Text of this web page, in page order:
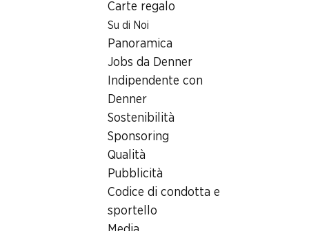
Carte regalo
Su di Noi
Panoramica
Jobs da Denner
Indipendente con
Denner
Sostenibilità
Sponsoring
Qualità
Pubblicità
Codice di condotta e
sportello
Pistacchi Wonderful
2.50
Pistacchi Wonderful